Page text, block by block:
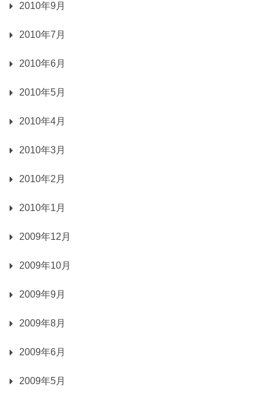
2010年9月
2010年7月
2010年6月
2010年5月
2010年4月
2010年3月
2010年2月
2010年1月
2009年12月
2009年10月
2009年9月
2009年8月
2009年6月
2009年5月